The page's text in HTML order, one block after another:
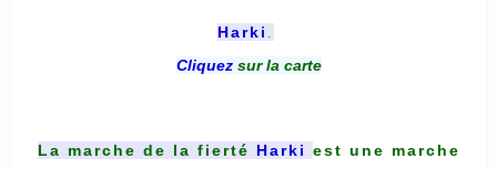
Harki
Cliquez sur la carte
La marche de la fierté Harki est une marche